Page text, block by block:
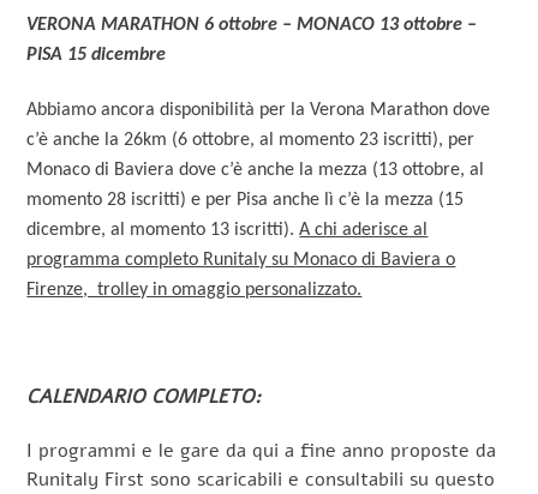
VERONA MARATHON 6 ottobre – MONACO 13 ottobre –
PISA 15 dicembre
Abbiamo ancora disponibilità per la Verona Marathon dove
c’è anche la 26km (6 ottobre, al momento 23 iscritti), per
Monaco di Baviera dove c’è anche la mezza (13 ottobre, al
momento 28 iscritti) e per Pisa anche lì c’è la mezza (15
dicembre, al momento 13 iscritti).A chi aderisce al
programma completo Runitaly su Monaco di Baviera o
Firenze, trolley in omaggio personalizzato.
CALENDARIO COMPLETO:
I programmi e le gare da qui a fine anno proposte da
Runitaly First sono scaricabili e consultabili su questo